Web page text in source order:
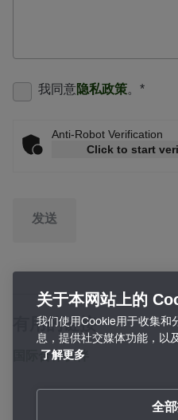
我同意隐私政策。 *
Anti-Robot Verification
Click to start
发送
有用的链接
国际合作伙伴
关于本网站上的
我们使用Cookie用于收集和
息，提供社交媒体功能，以
了解更多
全